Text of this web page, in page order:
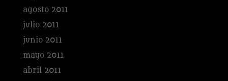
agosto 2011
julio 2011
junio 2011
mayo 2011
abril 2011